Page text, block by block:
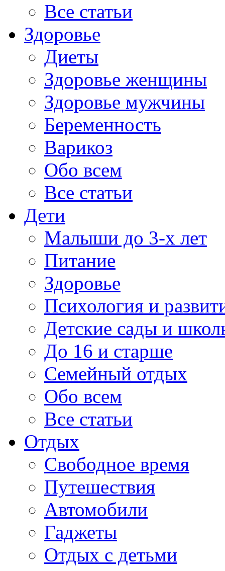
Все статьи
Здоровье
Диеты
Здоровье женщины
Здоровье мужчины
Беременность
Варикоз
Обо всем
Все статьи
Дети
Малыши до 3-х лет
Питание
Здоровье
Психология и
Детские сады и
До 16 и старше
Семейный отдых
Обо всем
Все статьи
Отдых
Свободное время
Путешествия
Автомобили
Гаджеты
Отдых с детьми